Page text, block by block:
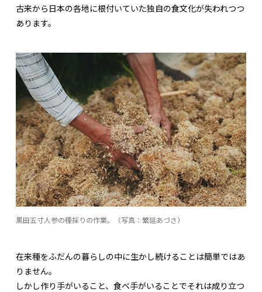
古来から日本の各地に根付いていた独自の食文化が失われつつ
あります。
黒田五寸人参の種採りの作業。（写真：繁延あづさ）
在来種をふだんの暮らしの中に生かし続けることは簡単ではあ
りません。
しかし作り手がいること、食べ手がいることでそれは成り立つ